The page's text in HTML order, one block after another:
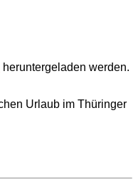
heruntergeladen werden.
Urlaub im Thüringer